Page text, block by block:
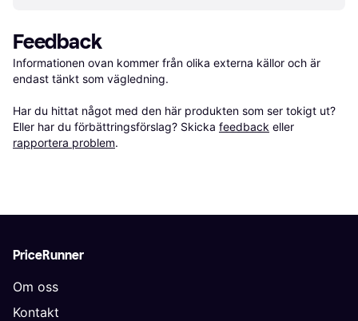
Feedback
Informationen ovan kommer från olika externa källor och är
endast tänkt som vägledning.
Har du hittat något med den här produkten som ser tokigt ut?
Eller har du förbättringsförslag? Skicka feedback eller
rapportera problem.
PriceRunner
Om oss
Kontakt